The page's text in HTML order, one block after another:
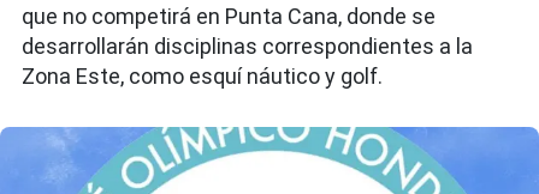
que no competirá en Punta Cana, donde se
desarrollarán disciplinas correspondientes a la
Zona Este, como esquí náutico y golf.